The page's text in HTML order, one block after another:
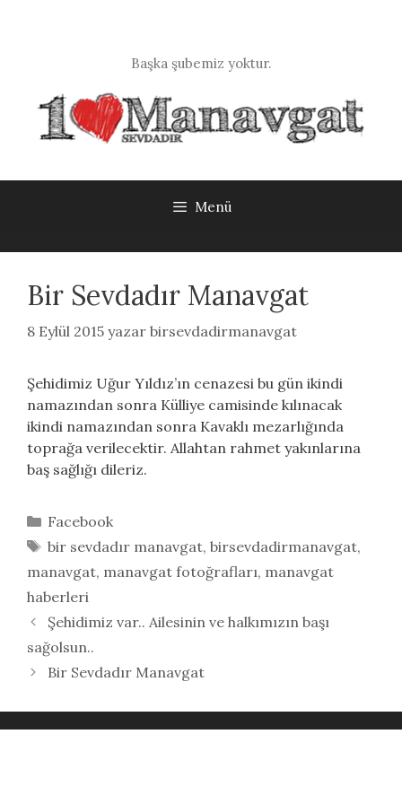
Başka şubemiz yoktur.
Menü
Bir Sevdadır Manavgat
8 Eylül 2015 yazar birsevdadirmanavgat
Şehidimiz Uğur Yıldız’ın cenazesi bu gün ikindi
namazından sonra Külliye camisinde kılınacak
ikindi namazından sonra Kavaklı mezarlığında
toprağa verilecektir. Allahtan rahmet yakınlarına
baş sağlığı dileriz.
Kategoriler
Facebook
Etiketler
bir sevdadır manavgat, birsevdadirmanavgat,
manavgat, manavgat fotoğrafları, manavgat
haberleri
Şehidimiz var.. Ailesinin ve halkımızın başı
sağolsun..
Bir Sevdadır Manavgat